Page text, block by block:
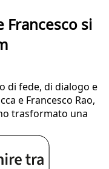
Francesco si
di fede, di dialogo e
e Francesco Rao,
trasformato una